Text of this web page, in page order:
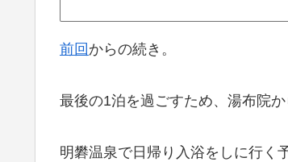
前回 からの続き。
最後の1泊を過ごすため、湯布院か
明礬温泉で日帰り入浴をしに行く